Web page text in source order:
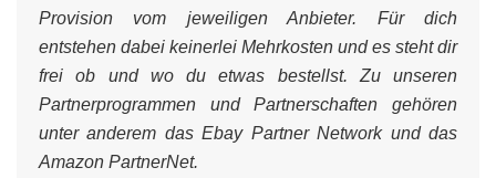
Provision vom jeweiligen Anbieter. Für dich
entstehen dabei keinerlei Mehrkosten und es steht dir
frei ob und wo du etwas bestellst. Zu unseren
Partnerprogrammen und Partnerschaften gehören
unter anderem das Ebay Partner Network und das
Amazon PartnerNet.